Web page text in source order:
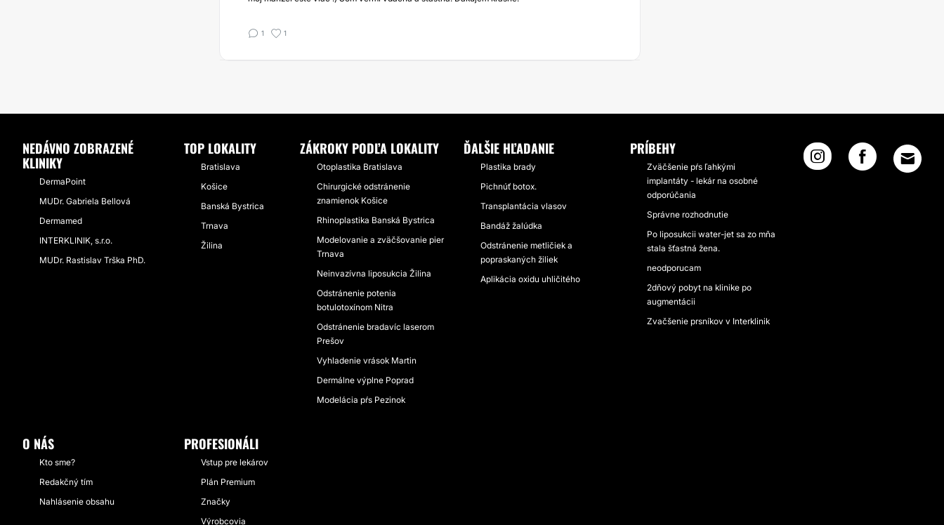
1 1
NEDÁVNO ZOBRAZENÉ
KLINIKY
DermaPoint
MUDr. Gabriela Bellová
Dermamed
INTERKLINIK, s.r.o.
MUDr. Rastislav Trška PhD.
TOP LOKALITY
Bratislava
Košice
Banská Bystrica
Trnava
Žilina
ZÁKROKY PODĽA LOKALITY
Otoplastika Bratislava
Chirurgické odstránenie
znamienok Košice
Rhinoplastika Banská Bystrica
Modelovanie a zväčšovanie pier
Trnava
Neinvazívna liposukcia Žilina
Odstránenie potenia
botulotoxínom Nitra
Odstránenie bradavíc laserom
Prešov
Vyhladenie vrások Martin
Dermálne výplne Poprad
Modelácia pŕs Pezinok
ĎALŠIE HĽADANIE
Plastika brady
Pichnúť botox.
Transplantácia vlasov
Bandáž žalúdka
Odstránenie metličiek a
popraskaných žiliek
Aplikácia oxidu uhličitého
PRÍBEHY
Zväčšenie pŕs ľahkými
implantáty - lekár na osobné
odporúčania
Správne rozhodnutie
Po liposukcii water-jet sa zo mňa
stala šťastná žena.
neodporucam
2dňový pobyt na klinike po
augmentácii
Zvačšenie prsníkov v Interklinik
O NÁS
Kto sme?
Redakčný tím
Nahlásenie obsahu
PROFESIONÁLI
Vstup pre lekárov
Plán Premium
Značky
Výrobcovia